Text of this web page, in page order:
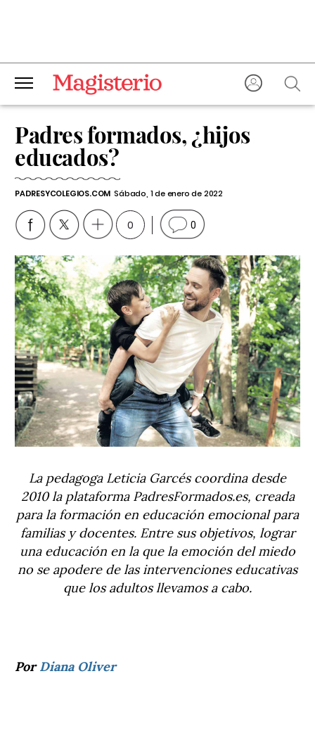
Padres formados, ¿hijos
educados?
PADRESYCOLEGIOS.COM Sábado, 1 de enero de 2022
0 0
La pedagoga Leticia Garcés coordina desde
2010 la plataforma PadresFormados.es, creada
para la formación en educación emocional para
familias y docentes. Entre sus objetivos, lograr
una educación en la que la emoción del miedo
no se apodere de las intervenciones educativas
que los adultos llevamos a cabo.
PorDiana Oliver